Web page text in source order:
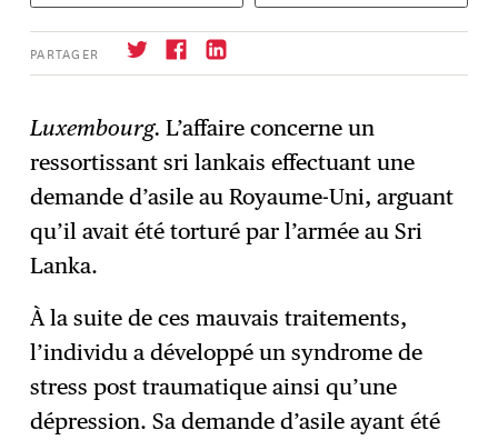
PARTAGER
→ S'abonner
Luxembourg.L’affaire concerne un
ressortissant sri lankais effectuant une
demande d’asile au Royaume-Uni, arguant
qu’il avait été torturé par l’armée au Sri
Lanka.
À la suite de ces mauvais traitements,
l’individu a développé un syndrome de
stress post traumatique ainsi qu’une
dépression. Sa demande d’asile ayant été